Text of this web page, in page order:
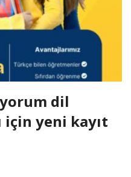
dil
yeni kayıt